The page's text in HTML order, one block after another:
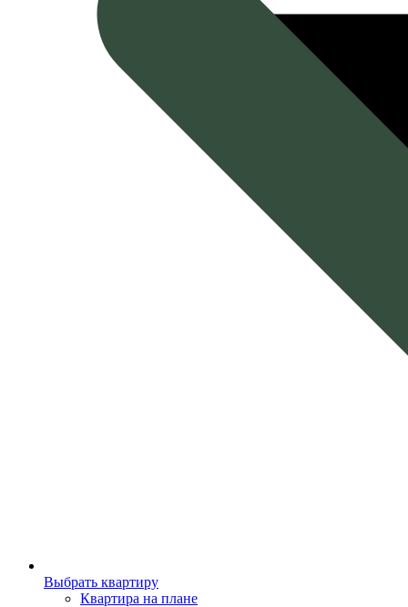
Выбрать квартиру
Квартира на плане